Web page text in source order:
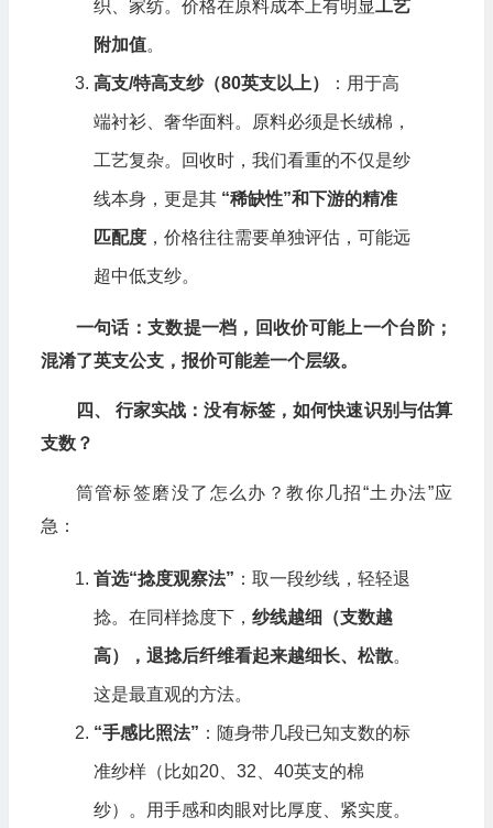
织、家纺。价格在原料成本上有明显工艺
附加值。
高支/特高支纱（80英支以上） ：用于高
端衬衫、奢华面料。原料必须是长绒棉，
工艺复杂。回收时，我们看重的不仅是纱
线本身，更是其 “稀缺性”和下游的精准
匹配度，价格往往需要单独评估，可能远
超中低支纱。
一句话：支数提一档，回收价可能上一个台阶；
混淆了英支公支，报价可能差一个层级。
四、 行家实战：没有标签，如何快速识别与估算
支数？
筒管标签磨没了怎么办？教你几招“土办法”应
急：
首选“捻度观察法” ：取一段纱线，轻轻退
捻。在同样捻度下， 纱线越细（支数越
高），退捻后纤维看起来越细长、松散。
这是最直观的方法。
“手感比照法” ：随身带几段已知支数的标
准纱样（比如20、32、40英支的棉
纱）。用手感和肉眼对比厚度、紧实度。